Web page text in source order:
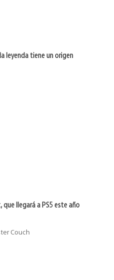
leyenda tiene un origen
llegará a PS5 este año
Couch